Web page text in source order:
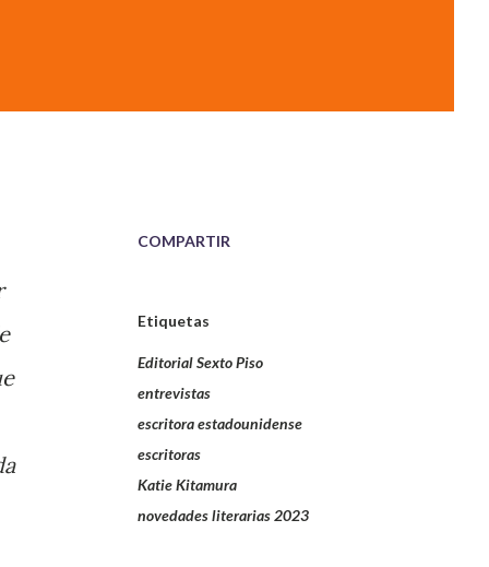
COMPARTIR
Etiquetas
Editorial Sexto Piso
entrevistas
escritora estadounidense
escritoras
Katie Kitamura
novedades literarias 2023